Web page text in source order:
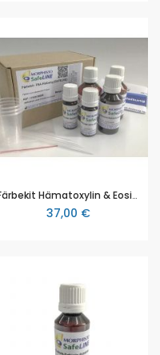
Färbekit Hämatoxylin & Eosin Safeline, 25ml, zur Verwendung in der Histologie und/oder Zytologie zum Färben von botanischen Proben
37,00 €